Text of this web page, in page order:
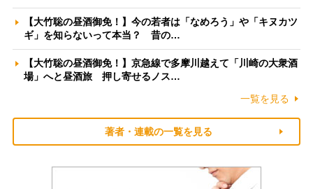
【大竹聡の昼酒御免！】今の若者は「なめろう」や「キヌカツ
ギ」を知らないって本当？ 昔の…
【大竹聡の昼酒御免！】京急線で多摩川越えて「川崎の大衆酒
場」へと昼酒旅 押し寄せるノス…
一覧を見る
著者・連載の一覧を見る